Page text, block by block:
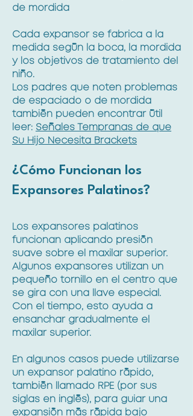
de mordida
Cada expansor se fabrica a la
medida según la boca, la mordida
y los objetivos de tratamiento del
niño.
Los padres que noten problemas
de espaciado o de mordida
también pueden encontrar útil
leer: Señales Tempranas de que
Su Hijo Necesita Brackets
¿Cómo Funcionan los
Expansores Palatinos?
Los expansores palatinos
funcionan aplicando presión
suave sobre el maxilar superior.
Algunos expansores utilizan un
pequeño tornillo en el centro que
se gira con una llave especial.
Con el tiempo, esto ayuda a
ensanchar gradualmente el
maxilar superior.
En algunos casos puede utilizarse
un expansor palatino rápido,
también llamado RPE (por sus
siglas en inglés), para guiar una
expansión más rápida bajo